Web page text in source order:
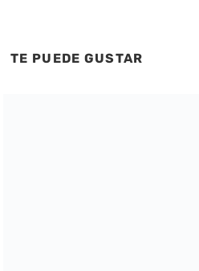
TE PUEDE GUSTAR